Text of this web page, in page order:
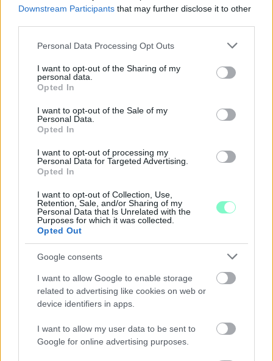
Downstream Participants that may further disclose it to other
Please note that this website/app uses one or more Google
not limited to your visit or usage behaviour. You may click to
grant or deny consent to Google and its third-party tags to
use your data for below specified purposes in below Google
consent section.
Personal Data Processing Opt Outs
I want to opt-out of the Sharing of my
personal data.
Opted In
I want to opt-out of the Sale of my
Personal Data.
Opted In
I want to opt-out of processing my
Personal Data for Targeted Advertising.
Opted In
I want to opt-out of Collection, Use,
Retention, Sale, and/or Sharing of my
Personal Data that Is Unrelated with the
Purposes for which it was collected.
Opted Out
Google consents
I want to allow Google to enable storage
related to advertising like cookies on web or
device identifiers in apps.
I want to allow my user data to be sent to
Google for online advertising purposes.
PIKNIK ITALOK: ÍZEK ÉS ÉLMÉNYEK A SZABADBAN
Ahogy tavaszodik és a nap egyre tovább marad velünk, sokaknak
Szólj hozzá!